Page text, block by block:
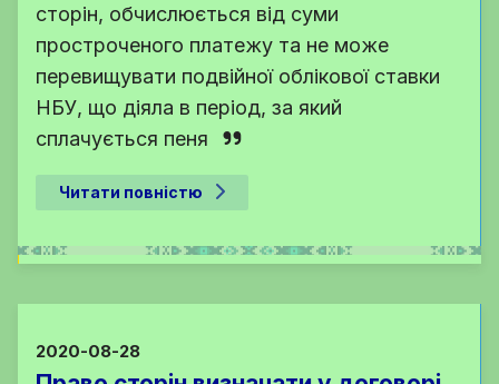
сторін, обчислюється від суми
простроченого платежу та не може
перевищувати подвійної облікової ставки
НБУ, що діяла в період, за який
сплачується пеня
Читати повністю
2020-08-28